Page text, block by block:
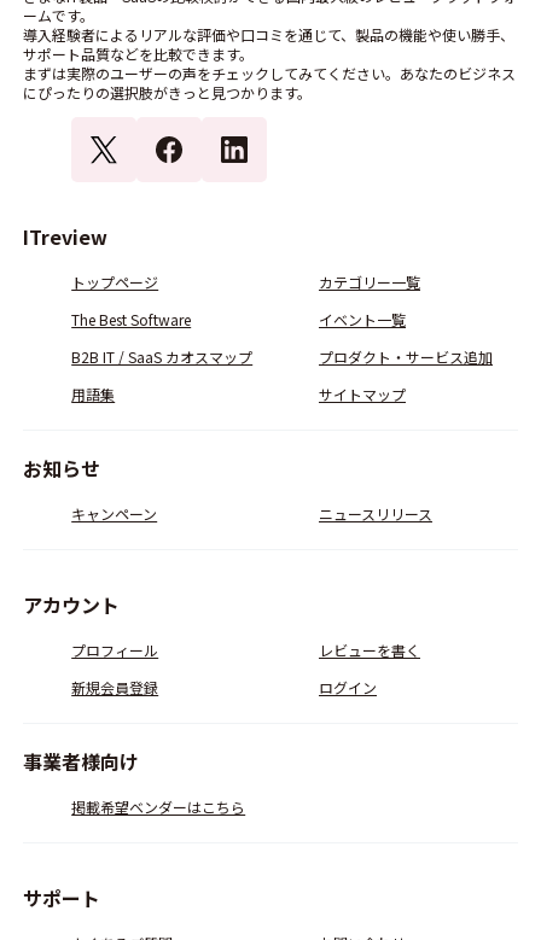
ームです。
導入経験者によるリアルな評価や口コミを通じて、製品の機能や使い勝手、
サポート品質などを比較できます。
まずは実際のユーザーの声をチェックしてみてください。あなたのビジネス
にぴったりの選択肢がきっと見つかります。
ITreview
トップページ
カテゴリー一覧
The Best Software
イベント一覧
B2B IT / SaaS カオスマップ
プロダクト・サービス追加
用語集
サイトマップ
お知らせ
キャンペーン ニュースリリース
アカウント
プロフィール
レビューを書く
新規会員登録
ログイン
事業者様向け
掲載希望ベンダーはこちら
サポート